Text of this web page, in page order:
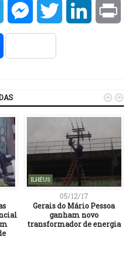
TelegramMessengerTwitter LinkedIn
Compartilhar
ILHÉUS
05/12/17
Gerais do Mário Pessoa
ganham novo
transformador de energia
 